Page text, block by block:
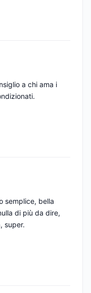
a chi ama i
semplice, bella
di più da dire,
super.